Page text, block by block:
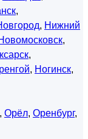
,
, Нижний
,
,
, Ногинск,
, Орёл, Оренбург,